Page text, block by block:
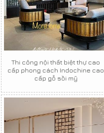
Thi công nội thất biệt thự cao
cấp phong cách Indochine cao
cấp gỗ sồi mỹ